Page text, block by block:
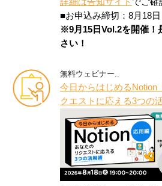
■お申込み締切：8月18
※9月15日Vol.2を開催！
さい！
無料ウェビナー..
今日からはじめるNotion
クエストに応える3つの